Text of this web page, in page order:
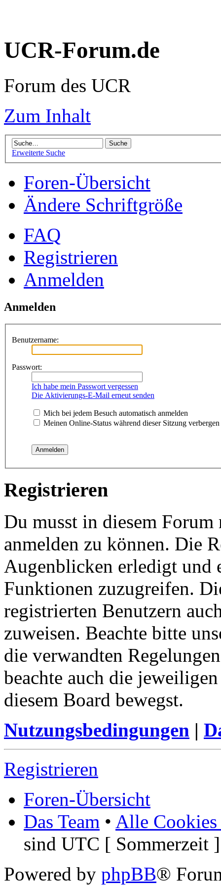
UCR-Forum.de
Forum des UCR
Zum Inhalt
Erweiterte Suche
Foren-Übersicht
Ändere Schriftgröße
FAQ
Registrieren
Anmelden
Anmelden
Benutzername:
Passwort:
Ich habe mein Passwort vergessen
Die Aktivierungs-E-Mail erneut senden
Mich bei jedem Besuch automatisch anmelden
Meinen Online-Status während dieser Sitzung verbergen
Registrieren
Du musst in diesem
anmelden zu können. Die
Augenblicken erledigt und
Funktionen zuzugreifen.
registrierten Benutzern
zuweisen. Beachte bitte
die verwandten
beachte auch die
diesem Board bewegst.
Nutzungsbedingungen |
Registrieren
Foren-Übersicht
Das Team • Alle Cookies
sind UTC [ Sommerzeit ]
Powered by phpBB®